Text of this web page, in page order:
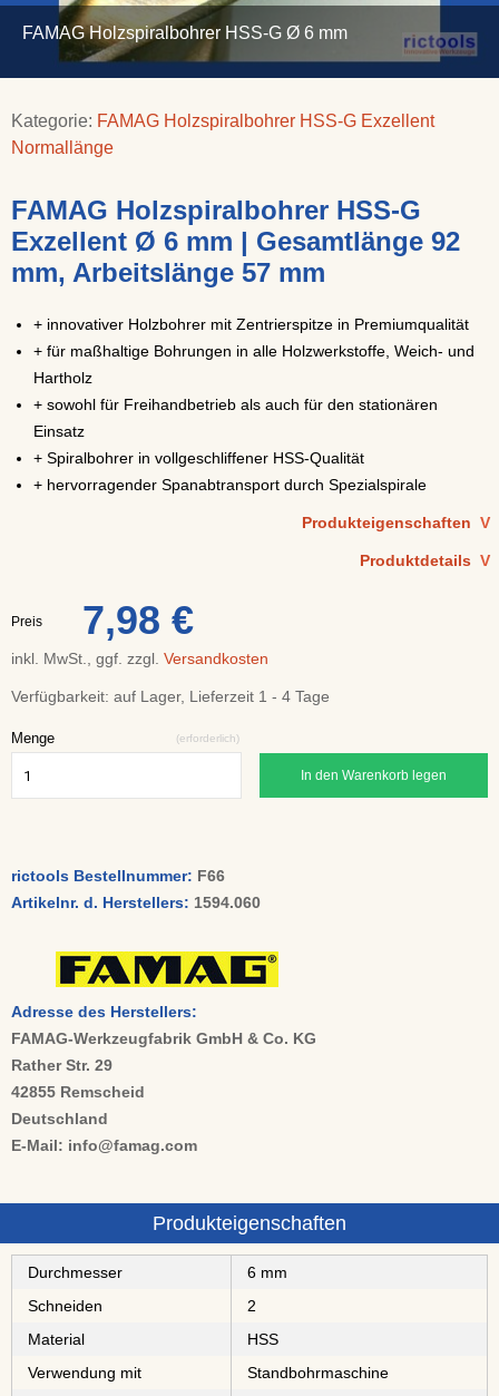
FAMAG Holzspiralbohrer HSS-G Ø 6 mm
Kategorie: FAMAG Holzspiralbohrer HSS-G Exzellent
Normallänge
FAMAG Holzspiralbohrer HSS-G
Exzellent Ø 6 mm | Gesamtlänge 92
mm, Arbeitslänge 57 mm
+ innovativer Holzbohrer mit Zentrierspitze in Premiumqualität
+ für maßhaltige Bohrungen in alle Holzwerkstoffe, Weich- und
Hartholz
+ sowohl für Freihandbetrieb als auch für den stationären
Einsatz
+ Spiralbohrer in vollgeschliffener HSS-Qualität
+ hervorragender Spanabtransport durch Spezialspirale
Produkteigenschaften V
Produktdetails V
Preis 7,98 €
inkl. MwSt., ggf. zzgl. Versandkosten
Verfügbarkeit: auf Lager, Lieferzeit 1 - 4 Tage
Menge (erforderlich)
In den Warenkorb legen
rictools Bestellnummer: F66
Artikelnr. d. Herstellers: 1594.060
Adresse des Herstellers:
FAMAG-Werkzeugfabrik GmbH & Co. KG
Rather Str. 29
42855 Remscheid
Deutschland
E-Mail: info@famag.com
Produkteigenschaften
Durchmesser
6 mm
Schneiden
2
Material
⁠⁠⁠⁠⁠⁠HSS
Verwendung mit
Standbohrmaschine